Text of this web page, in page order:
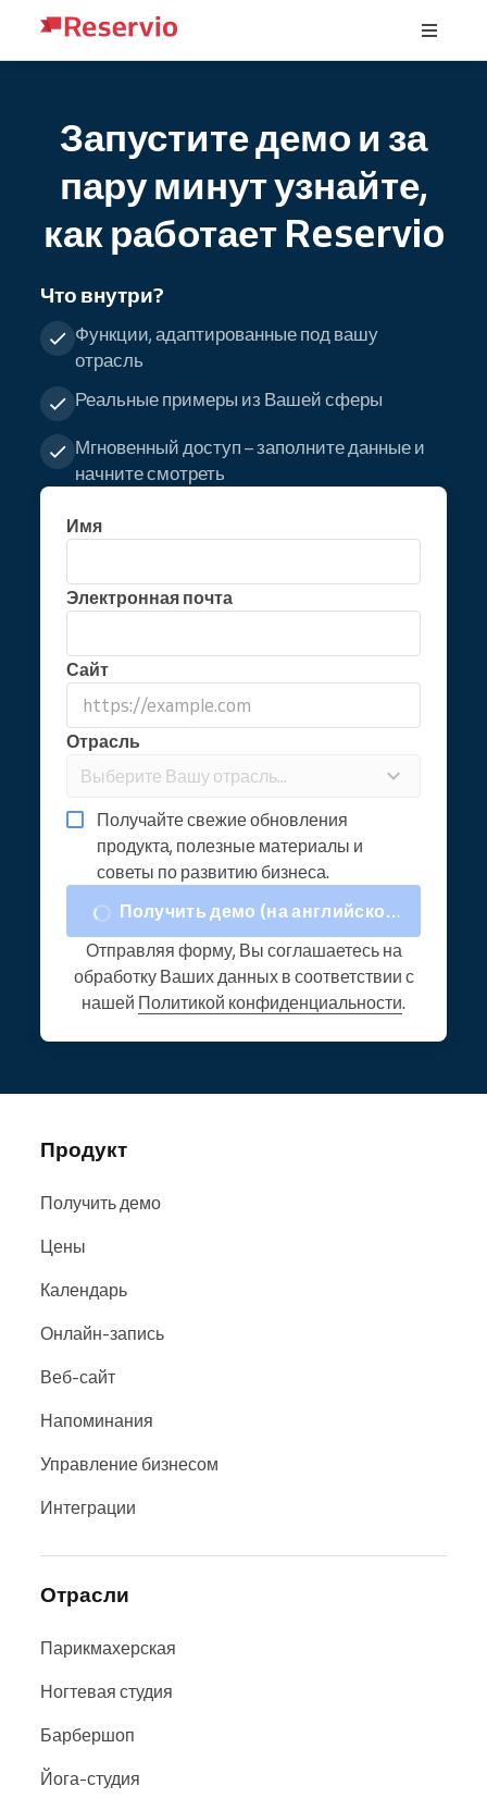
Запустите демо и за
пару минут узнайте,
как работает Reservio
Что внутри?
Функции, адаптированные под вашу
отрасль
Реальные примеры из Вашей сферы
Мгновенный доступ – заполните данные и
начните смотреть
Имя
Электронная почта
Сайт
Отрасль
Выберите Вашу отрасль...
Получайте свежие обновления
продукта, полезные материалы и
советы по развитию бизнеса.
Получить демо (на английском)
Отправляя форму, Вы соглашаетесь на
обработку Ваших данных в соответствии с
нашей Политикой конфиденциальности.
Продукт
Получить демо
Цены
Календарь
Онлайн-запись
Веб-сайт
Напоминания
Управление бизнесом
Интеграции
Отрасли
Парикмахерская
Ногтевая студия
Барбершоп
Йога-студия